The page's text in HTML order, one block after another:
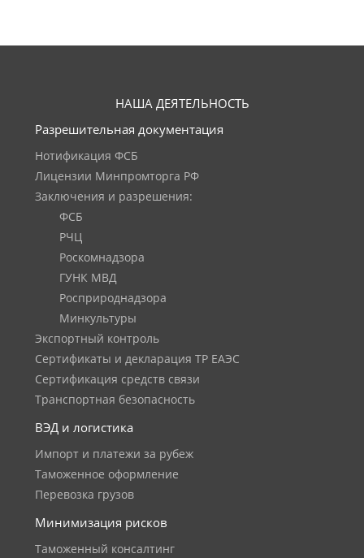
НАША ДЕЯТЕЛЬНОСТЬ
Разрешительная документация
Нотификация ФСБ
Лицензии Минпромторга РФ
Заключения и разрешения:
ФСБ
РЧЦ
Роскомнадзора
ГУНК МВД
Росприроднадзора
Минкультуры
Экспортный контроль
Сертификаты и декларация ТР ЕАЭС
Сертификация средств связи
Транспортная безопасность
ВЭД и логистика
Импорт и платежи за рубеж
Таможенное оформление
Перевозка грузов
Минимизация рисков
Таможенный консалтинг